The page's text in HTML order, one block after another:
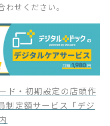
せください。
ド・初期設定の店頭作
定額サービス「デジ